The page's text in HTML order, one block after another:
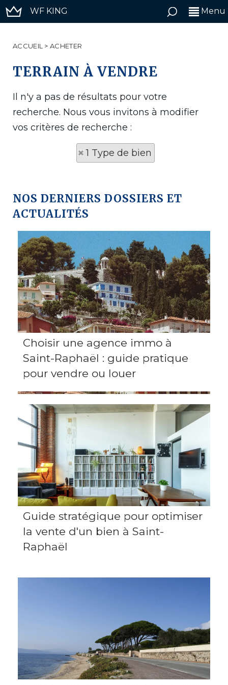
WF KING Menu
ACCUEIL >ACHETER
TERRAIN À VENDRE
Il n'y a pas de résultats pour votre
recherche. Nous vous invitons à modifier
vos critères de recherche :
1 Type de bien
NOS DERNIERS DOSSIERS ET
ACTUALITÉS
Choisir une agence immo à
Saint-Raphaël : guide pratique
pour vendre ou louer
Guide stratégique pour optimiser
la vente d'un bien à Saint-
Raphaël